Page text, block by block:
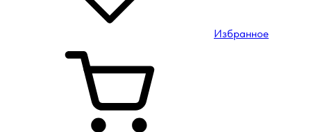
Избранное